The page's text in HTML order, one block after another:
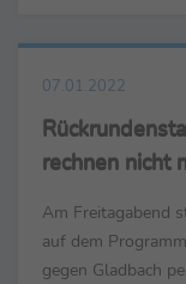
07.01.2022
rechnen nicht
Am Freitagabend
auf dem
gegen Gladbach